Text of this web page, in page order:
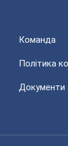
Команда
Політика
Документи